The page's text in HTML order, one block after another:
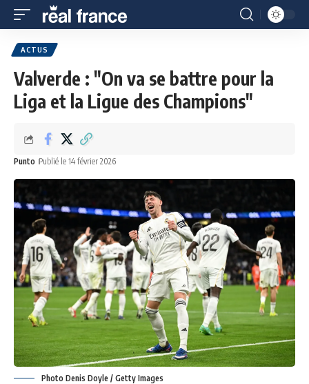
ACTUS
Valverde : "On va se battre pour la
Liga et la Ligue des Champions"
Punto Publié le 14 février 2026
Photo Denis Doyle / Getty Images